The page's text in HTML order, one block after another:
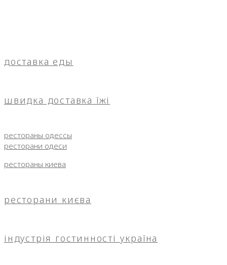
доставка еды
швидка доставка їжі
рестораны одессы
ресторани одеси
рестораны киева
ресторани києва
індустрія гостинності україна